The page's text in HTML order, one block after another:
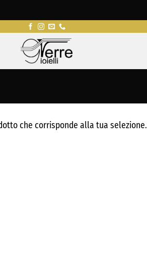
che corrisponde alla tua selezione.